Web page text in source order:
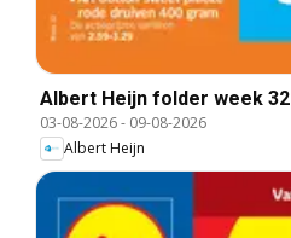
Albert Heijn folder week 32
03-08-2026- 09-08-2026
Albert Heijn